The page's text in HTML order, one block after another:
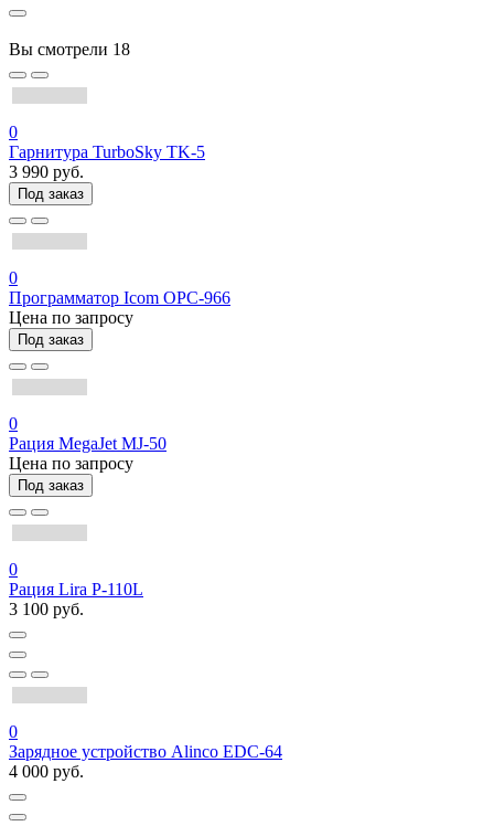
Вы смотрели 18
0
Гарнитура TurboSky TK-5
3 990 руб.
Под заказ
0
Программатор Icom OPC-966
Цена по запросу
Под заказ
0
Рация MegaJet MJ-50
Цена по запросу
Под заказ
0
Рация Lira P-110L
3 100 руб.
0
Зарядное устройство Alinco EDC-64
4 000 руб.